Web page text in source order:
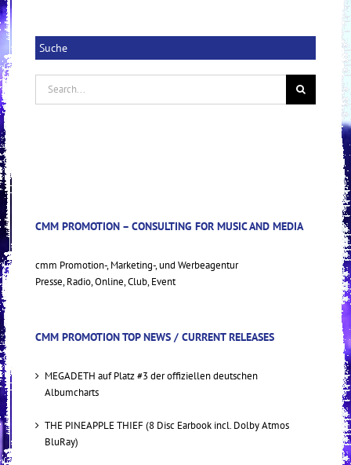
Suche
CMM PROMOTION – CONSULTING FOR MUSIC AND MEDIA
cmm Promotion-, Marketing-, und Werbeagentur
Presse, Radio, Online, Club, Event
CMM PROMOTION TOP NEWS / CURRENT RELEASES
MEGADETH auf Platz #3 der offiziellen deutschen
Albumcharts
THE PINEAPPLE THIEF (8 Disc Earbook incl. Dolby Atmos
BluRay)